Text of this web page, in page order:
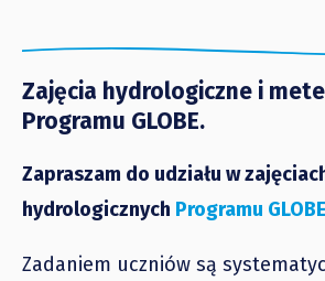
Zajęcia hydrologiczne i
Programu GLOBE.
Zapraszam do udziału w
hydrologicznych Programu GLOBE
Zadaniem uczniów są